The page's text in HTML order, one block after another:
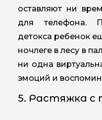
оставляют ни
для телефона.
детокса ребенок
ночлеге в лесу в
ни одна
эмоций и
5. Растяжка с